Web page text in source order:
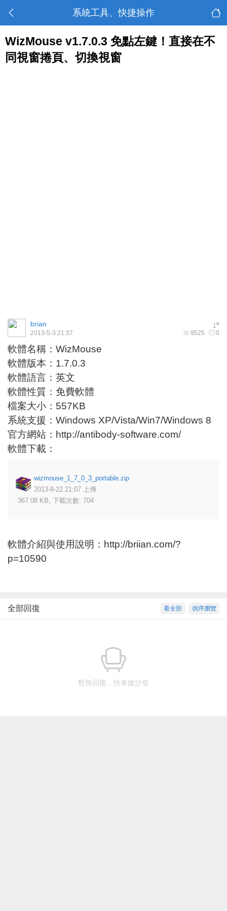
系統工具、快捷操作
WizMouse v1.7.0.3 免點左鍵！直接在不
同視窗捲頁、切換視窗
1#
brian
9525 0
2013-5-3 21:37
軟體名稱：WizMouse
軟體版本：1.7.0.3
軟體語言：英文
軟體性質：免費軟體
檔案大小：557KB
系統支援：Windows XP/Vista/Win7/Windows 8
官方網站： http://antibody-software.com/
軟體下載：
wizmouse_1_7_0_3_portable.zip
2013-9-22 21:07 上傳
367.08 KB, 下載次數: 704
軟體介紹與使用說明： http://briian.com/?
p=10590
倒序瀏覽
看全部
全部回復
暫無回復，快來搶沙發